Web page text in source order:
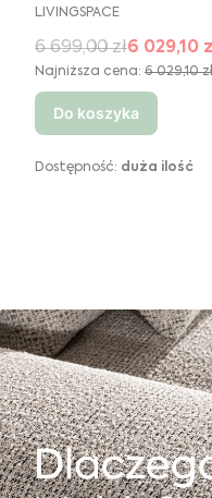
LIVINGSPACE
6 699,00 zł6 029,10
Najniższa cena: 6 029,10 zł
Do koszyka
Dostępność: duża ilość